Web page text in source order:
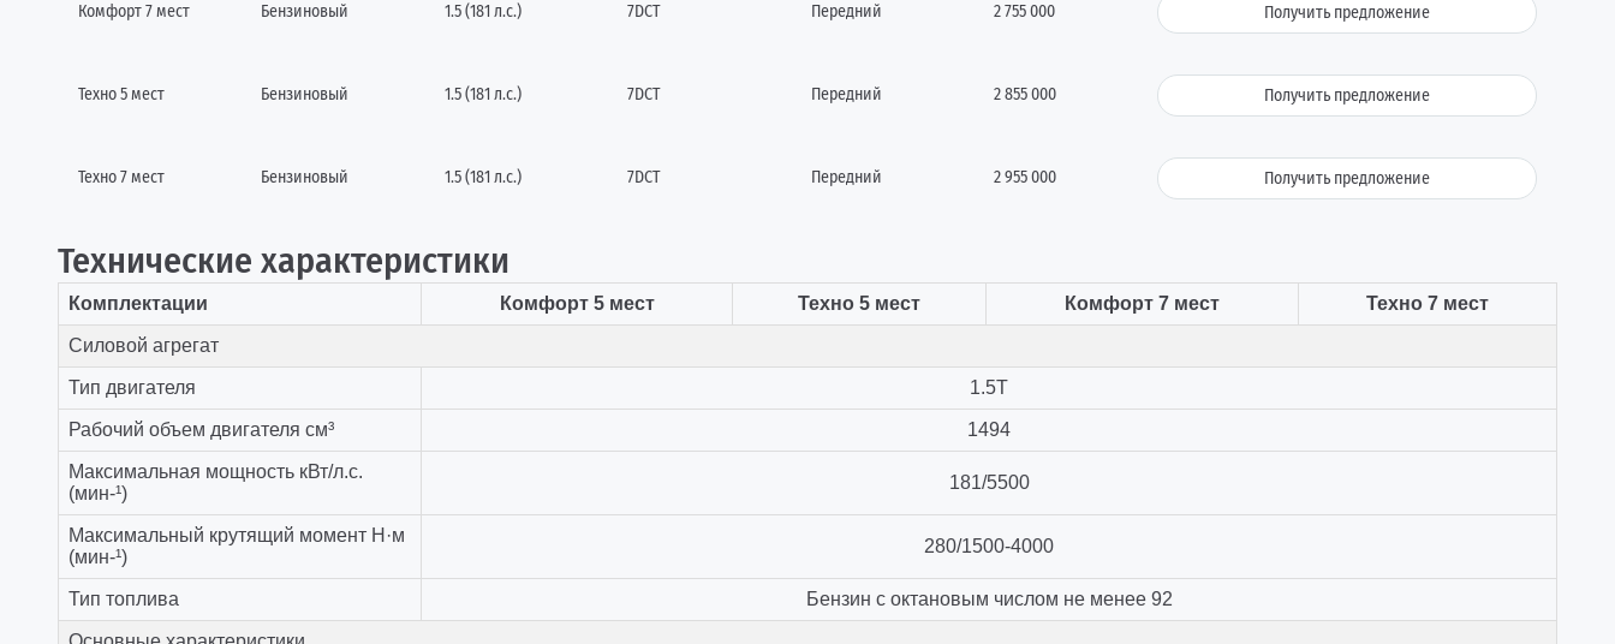
Комфорт 7 мест Бензиновый 1.5 (181 л.с.) 7DCT Передний 2 755 000 Получить предложение
Техно 5 мест Бензиновый 1.5 (181 л.с.) 7DCT Передний 2 855 000 Получить предложение
Техно 7 мест Бензиновый 1.5 (181 л.с.) 7DCT Передний 2 955 000 Получить предложение
Технические характеристики
Комплектации Комфорт 5 мест Техно 5 мест Комфорт 7 мест Техно 7 мест
Силовой агрегат
Тип двигателя 1.5T
Рабочий объем двигателя см³ 1494
Максимальная мощность кВт/л.с.
(мин-¹)
181/5500
Максимальный крутящий момент Н·м
(мин-¹)
280/1500-4000
Тип топлива Бензин с октановым числом не менее 92